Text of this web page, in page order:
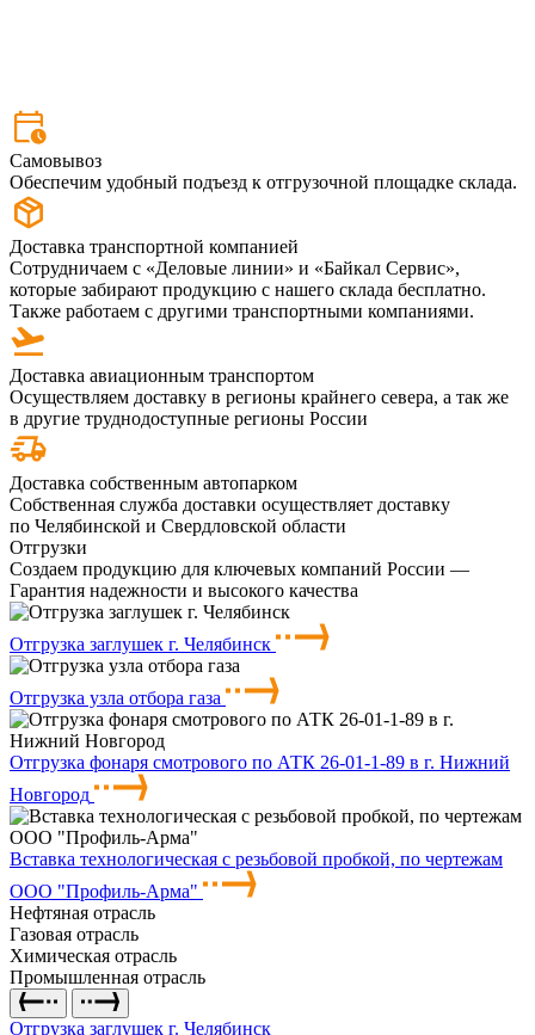
Самовывоз
Обеспечим удобный подъезд к отгрузочной площадке склада.
Доставка транспортной компанией
Сотрудничаем с «Деловые линии» и «Байкал Сервис»,
которые забирают продукцию с нашего склада бесплатно.
Также работаем с другими транспортными компаниями.
Доставка авиационным транспортом
Осуществляем доставку в регионы крайнего севера, а так же
в другие труднодоступные регионы России
Доставка собственным автопарком
Собственная служба доставки осуществляет доставку
по Челябинской и Свердловской области
Отгрузки
Создаем продукцию для ключевых компаний России —
Гарантия надежности и высокого качества
Отгрузка заглушек г. Челябинск
Отгрузка узла отбора газа
Отгрузка фонаря смотрового по АТК 26-01-1-89 в г. Нижний
Новгород
Вставка технологическая с резьбовой пробкой, по чертежам
ООО "Профиль-Арма"
Нефтяная отрасль
Газовая отрасль
Химическая отрасль
Промышленная отрасль
Отгрузка заглушек г. Челябинск